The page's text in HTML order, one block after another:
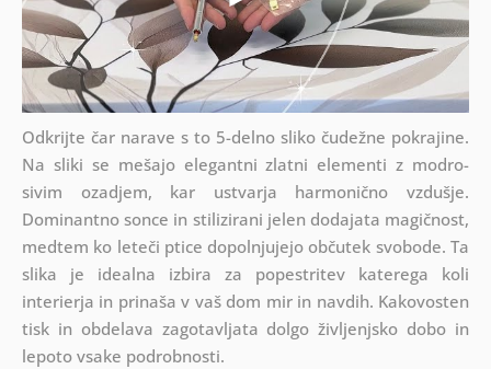
Odkrijte čar narave s to 5-delno sliko čudežne pokrajine.
Na sliki se mešajo elegantni zlatni elementi z modro-
sivim ozadjem, kar ustvarja harmonično vzdušje.
Dominantno sonce in stilizirani jelen dodajata magičnost,
medtem ko leteči ptice dopolnjujejo občutek svobode. Ta
slika je idealna izbira za popestritev katerega koli
interierja in prinaša v vaš dom mir in navdih. Kakovosten
tisk in obdelava zagotavljata dolgo življenjsko dobo in
lepoto vsake podrobnosti.